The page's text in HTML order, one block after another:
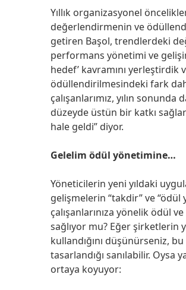
Yıllık organizasyonel
değerlendirmenin ve
getiren Başol, trendlerdeki
performans yönetimi ve
hedef’ kavramını yerleştirdik
ödüllendirilmesindeki fark
çalışanlarımız, yılın
düzeyde üstün bir katkı
hale geldi” diyor.
Gelelim ödül yönetimine…
Yöneticilerin yeni yıldaki
gelişmelerin “takdir” ve “ödül
çalışanlarınıza yönelik ödül
sağlıyor mu? Eğer şirketlerin
kullandığını düşünürseniz,
tasarlandığı sanılabilir. Oysa
ortaya koyuyor: